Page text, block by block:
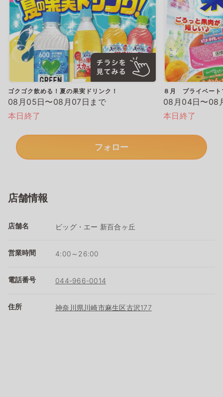
ゴクゴク飲める！夏の果実ドリンク！
08月05日〜08月07日まで
本日終了
８月 プライベート
08月04日〜08
本日終了
フォロー
店舗情報
店舗名 ビッグ・エー 新百合ヶ丘
営業時間 4:00～26:00
電話番号 044-966-0014
住所 神奈川県川崎市麻生区古沢177